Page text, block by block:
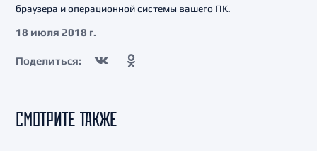
браузера и операционной системы вашего ПК.
18 июля 2018 г.
Поделиться:
СМОТРИТЕ ТАКЖЕ